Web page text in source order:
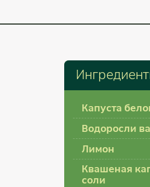
Капуста
Водоросли
Лимон
Квашеная
соли